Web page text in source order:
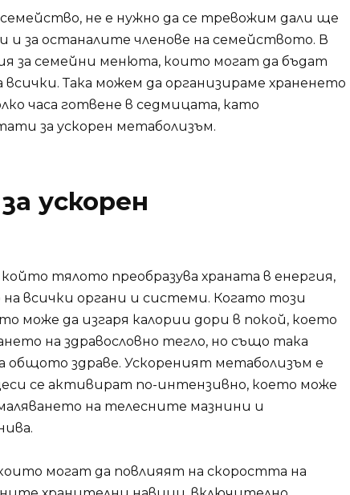
не е нужно да се тревожим дали ще
и за останалите членове на семейството. В
за семейни менюта, които могат да бъдат
Така можем да организираме храненето
часа готвене в седмицата, като
за ускорен метаболизъм.
ускорен
тялото преобразува храната в енергия,
всички органи и системи. Когато този
може да изгаря калории дори в покой, което
на здравословно тегло, но също така
общото здраве. Ускореният метаболизъм е
се активират по-интензивно, което може
на телесните мазнини и
могат да повлияят на скоростта на